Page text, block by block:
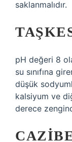
saklanmalıdır.
pH değeri 8
su sınıfına
düşük
kalsiyum ve
derece